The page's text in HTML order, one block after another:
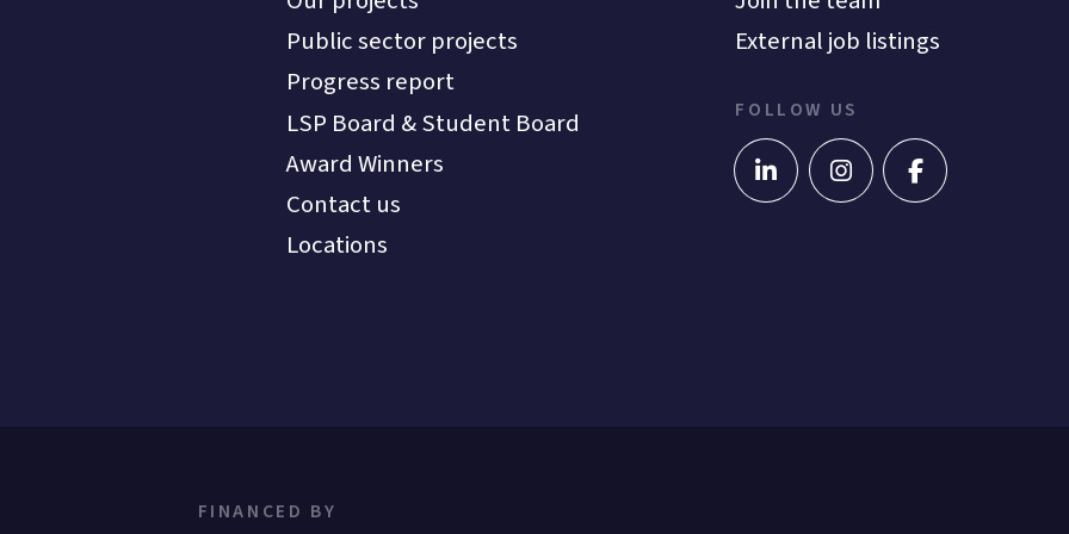
Public sector projects
Progress report
LSP Board & Student Board
Award Winners
Contact us
Locations
External job listings
FOLLOW US
FINANCED BY